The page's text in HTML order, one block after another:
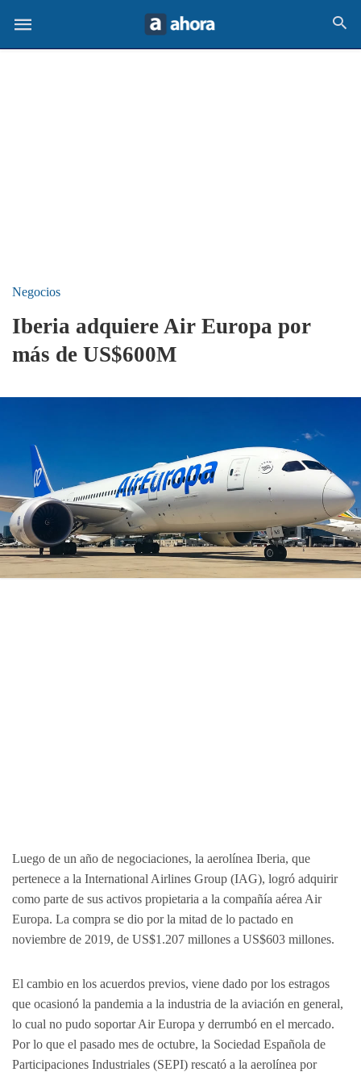
Negocios
Iberia adquiere Air Europa por
más de US$600M
Luego de un año de negociaciones, la aerolínea Iberia, que
pertenece a la International Airlines Group (IAG), logró adquirir
como parte de sus activos propietaria a la compañía aérea Air
Europa. La compra se dio por la mitad de lo pactado en
noviembre de 2019, de US$1.207 millones a US$603 millones.
El cambio en los acuerdos previos, viene dado por los estragos
que ocasionó la pandemia a la industria de la aviación en general,
lo cual no pudo soportar Air Europa y derrumbó en el mercado.
Por lo que el pasado mes de octubre, la Sociedad Española de
Participaciones Industriales (SEPI) rescató a la aerolínea por